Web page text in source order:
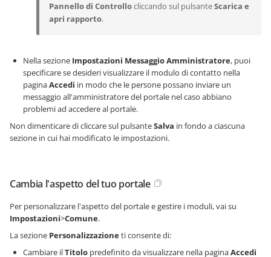
Pannello di Controllocliccando sul pulsanteScarica e
apri rapporto.
Nella sezione Impostazioni Messaggio Amministratore, puoi
specificare se desideri visualizzare il modulo di contatto nella
paginaAccedi in modo che le persone possano inviare un
messaggio all'amministratore del portale nel caso abbiano
problemi ad accedere al portale.
Non dimenticare di cliccare sul pulsanteSalva in fondo a ciascuna
sezione in cui hai modificato le impostazioni.
Cambia l'aspetto del tuo portale
Per personalizzare l'aspetto del portale e gestire i moduli, vai su
Impostazioni>Comune.
La sezione Personalizzazioneti consente di:
Cambiare ilTitolo predefinito da visualizzare nella paginaAccedi